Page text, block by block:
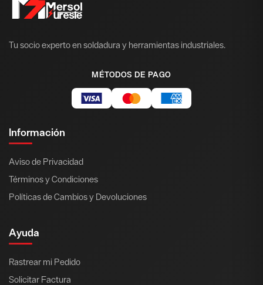
Tu socio experto en soldadura y herramientas industriales.
MÉTODOS DE PAGO
Información
Aviso de Privacidad
Términos y Condiciones
Políticas de Cambios y Devoluciones
Ayuda
Rastrear mi Pedido
Solicitar Factura